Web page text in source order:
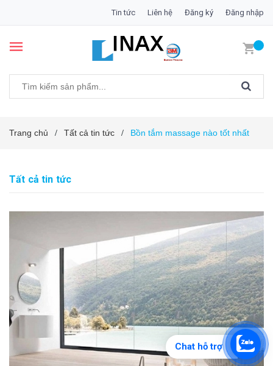
Tin tức Liên hệ Đăng ký Đăng nhập
Trang chủ / Tất cả tin tức / Bồn tắm massage nào tốt nhất
Tất cả tin tức
Chat hỗ trợ